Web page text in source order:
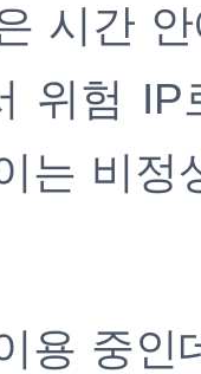
시간
위험
는 비정
용 중인